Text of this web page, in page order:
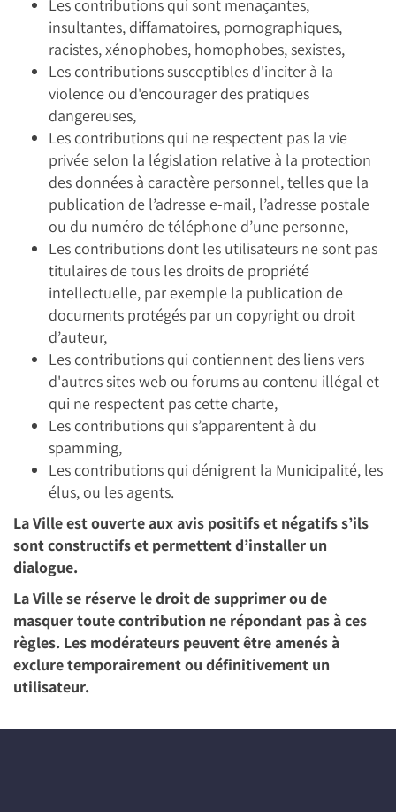
Les contributions qui sont menaçantes,
insultantes, diffamatoires, pornographiques,
racistes, xénophobes, homophobes, sexistes,
Les contributions susceptibles d'inciter à la
violence ou d'encourager des pratiques
dangereuses,
Les contributions qui ne respectent pas la vie
privée selon la législation relative à la protection
des données à caractère personnel, telles que la
publication de l’adresse e-mail, l’adresse postale
ou du numéro de téléphone d’une personne,
Les contributions dont les utilisateurs ne sont pas
titulaires de tous les droits de propriété
intellectuelle, par exemple la publication de
documents protégés par un copyright ou droit
d’auteur,
Les contributions qui contiennent des liens vers
d'autres sites web ou forums au contenu illégal et
qui ne respectent pas cette charte,
Les contributions qui s’apparentent à du
spamming,
Les contributions qui dénigrent la Municipalité, les
élus, ou les agents.
La Ville est ouverte aux avis positifs et négatifs s’ils
sont constructifs et permettent d’installer un
dialogue.
La Ville se réserve le droit de supprimer ou de
masquer toute contribution ne répondant pas à ces
règles. Les modérateurs peuvent être amenés à
exclure temporairement ou définitivement un
utilisateur.